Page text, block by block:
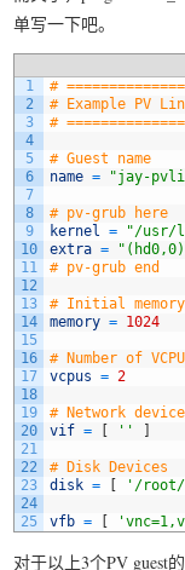
单写一下吧。
1
2
3
4
5
6
7
8
9
10
11
12
13
14
15
16
17
18
19
20
21
22
23
24
25
#
# Example PV
#
# Guest name
name = "jay-
# pv-grub here
kernel
=
"/usr/
extra =
# pv-grub end
# Initial
memory = 1024
# Number of
vcpus = 2
# Network
vif = [ '' ]
# Disk Devices
disk = [ '/root/
vfb = [
对于以上3个PV guest